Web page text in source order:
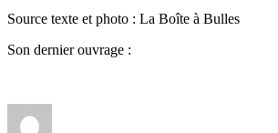
Source texte et photo : La Boîte à Bulles
Son dernier ouvrage :